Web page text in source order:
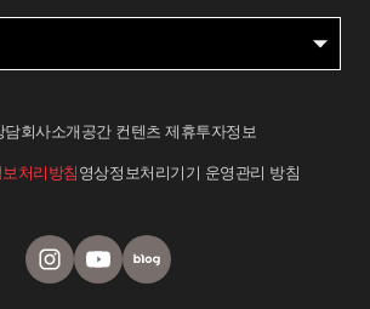
담회사소개 공간 컨텐츠 제휴투자정보
처리방침 영상정보처리기기 운영관리 방침